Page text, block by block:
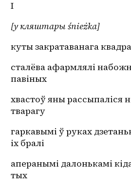
І
[у кляштары śnieżka]
куты закратаванага
сталёва афармлялі
павіных
хвастоў яны рассыпаліся
тварагу
гаркавымі ў руках
іх бралі
аперанымі далонькамі
тых